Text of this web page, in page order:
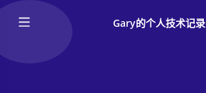
Gary的个人技术记录